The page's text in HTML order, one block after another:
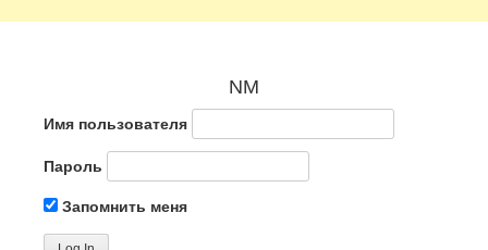
NM
Имя пользователя
Пароль
Запомнить меня